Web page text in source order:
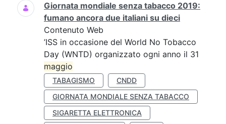
Giornata mondiale senza tabacco 2019:
fumano ancora due italiani su dieci
Contenuto Web
’ISS in occasione del World No Tobacco
Day (WNTD) organizzato ogni anno il 31
maggio
TABAGISMO
CNDD
GIORNATA MONDIALE SENZA TABACCO
SIGARETTA ELETTRONICA